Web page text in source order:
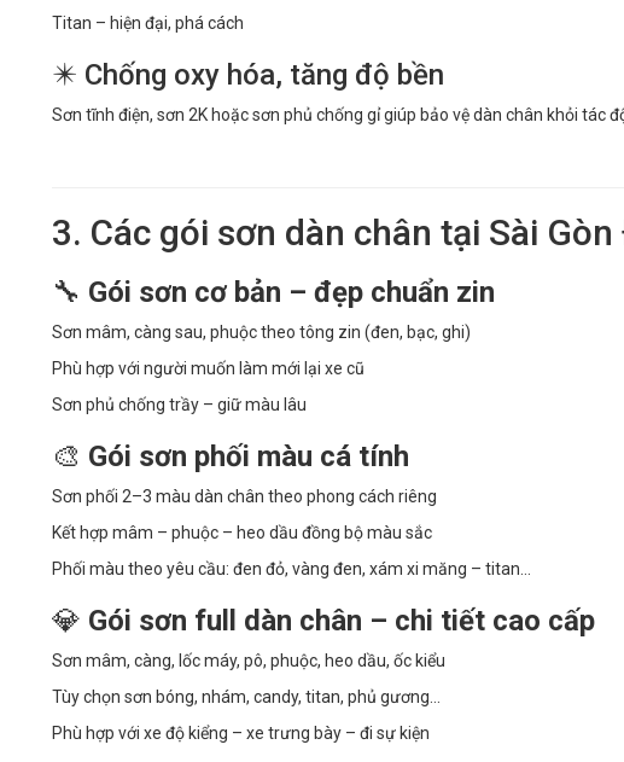
Titan – hiện đại, phá cách
✴️ Chống oxy hóa, tăng độ bền
Sơn tĩnh điện, sơn 2K hoặc sơn phủ chống gỉ giúp bảo vệ dàn chân khỏi tác
3. Các gói sơn dàn chân tại Sài
🔧 Gói sơn cơ bản – đẹp chuẩn zin
Sơn mâm, càng sau, phuộc theo tông zin (đen, bạc, ghi)
Phù hợp với người muốn làm mới lại xe cũ
Sơn phủ chống trầy – giữ màu lâu
🎨 Gói sơn phối màu cá tính
Sơn phối 2–3 màu dàn chân theo phong cách riêng
Kết hợp mâm – phuộc – heo dầu đồng bộ màu sắc
Phối màu theo yêu cầu: đen đỏ, vàng đen, xám xi măng – titan…
💎 Gói sơn full dàn chân – chi tiết cao cấp
Sơn mâm, càng, lốc máy, pô, phuộc, heo dầu, ốc kiểu
Tùy chọn sơn bóng, nhám, candy, titan, phủ gương…
Phù hợp với xe độ kiểng – xe trưng bày – đi sự kiện